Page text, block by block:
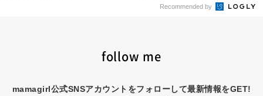
Recommended by
follow me
mamagirl公式SNSアカウントをフォローして最新情報をGET!